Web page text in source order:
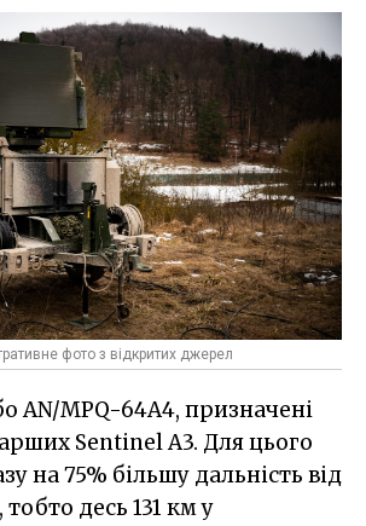
фото з відкритих джерел
AN/MPQ-64A4, призначені
Sentinel A3. Для цього
на 75% більшу дальність від
десь 131 км у